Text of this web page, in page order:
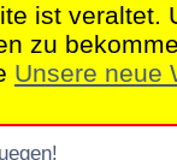
ist veraltet.
zu
Unsere neue